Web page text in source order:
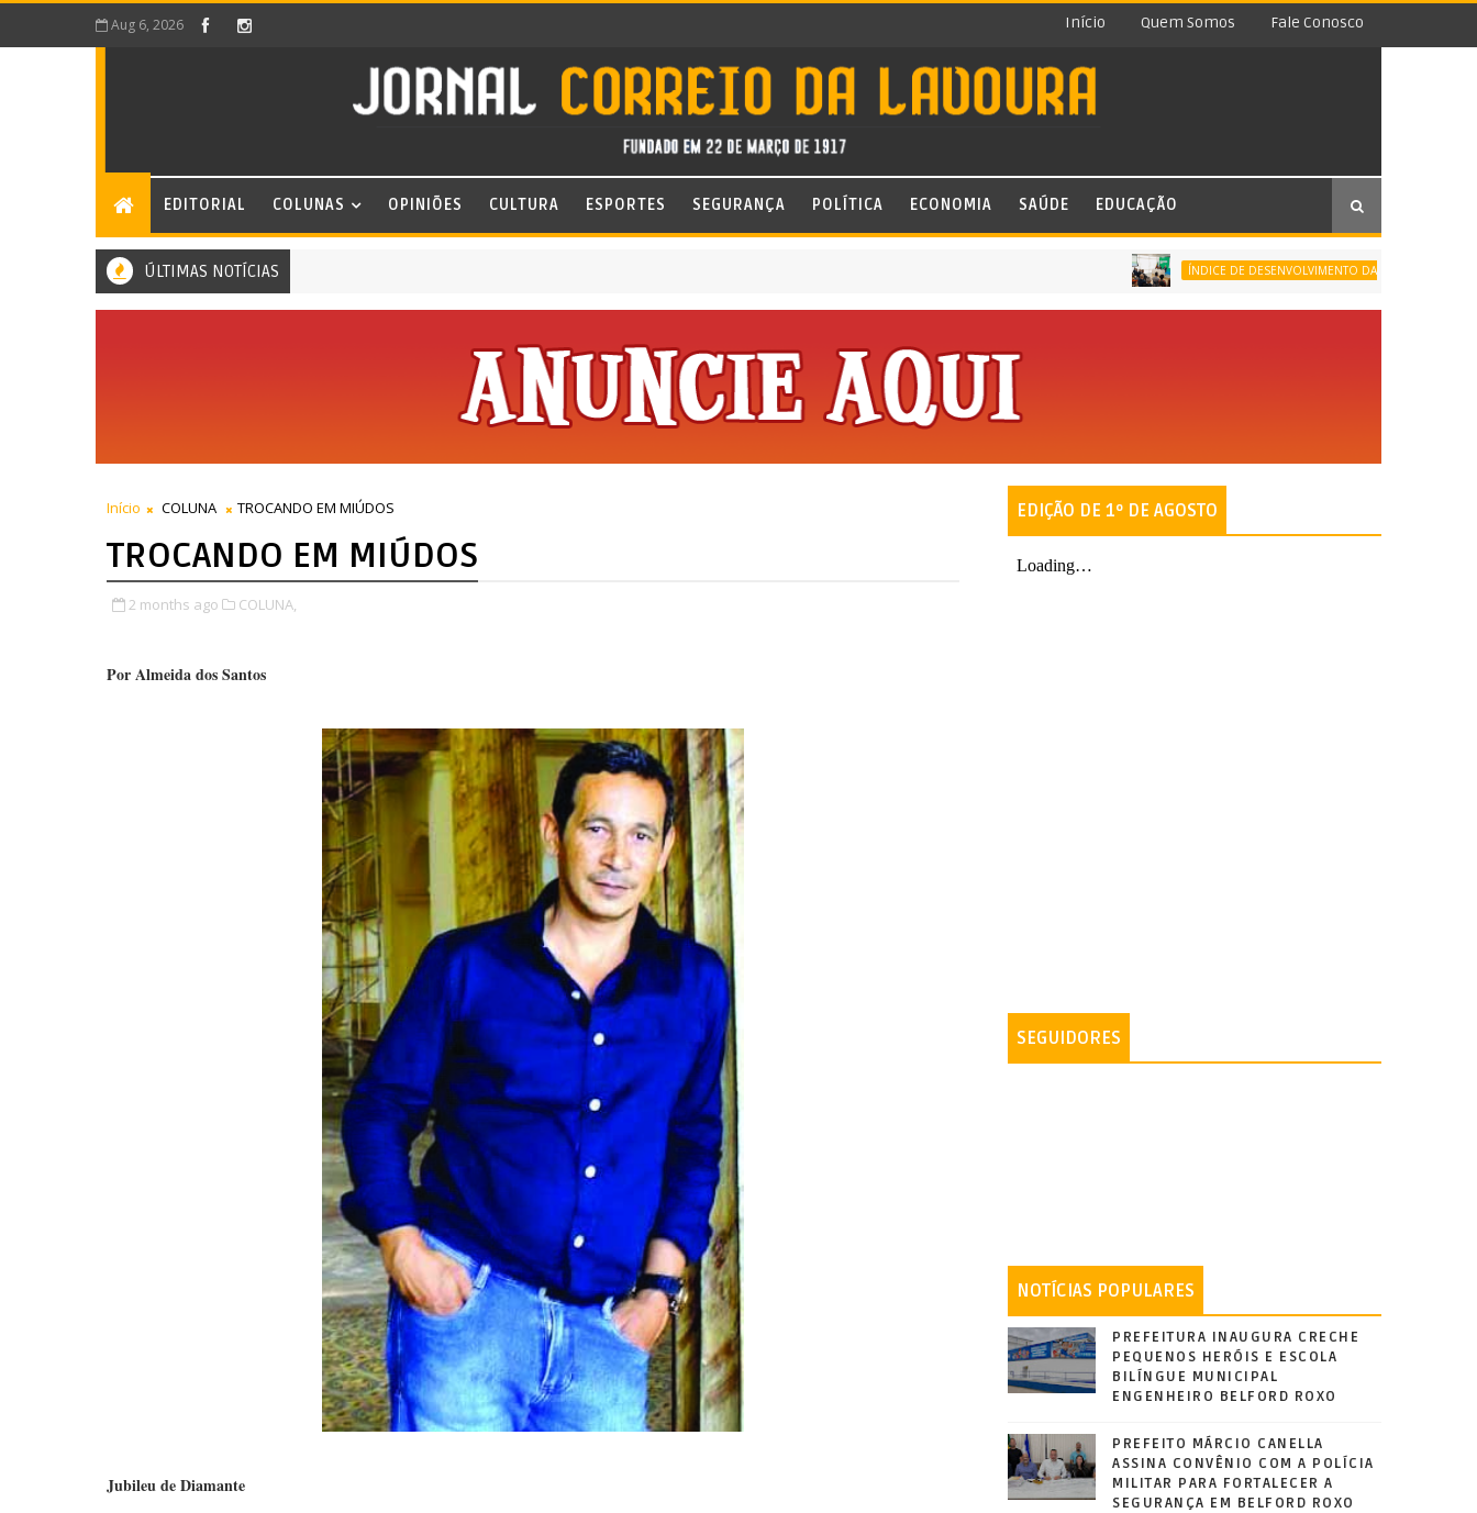
Aug 6, 2026 Início Quem Somos Fale Conosco
EDITORIAL COLUNAS OPINIÕES CULTURA ESPORTES SEGURANÇA POLÍTICA ECONOMIA SAÚDE EDUCAÇÃO
ÚLTIMAS NOTÍCIAS ÍNDICE DE DESENVOLVIMENTO DA EDUCAÇÃO BÁSICA (IDEB)
Início COLUNA TROCANDO EM MIÚDOS
TROCANDO EM MIÚDOS
2 months ago COLUNA,
Por Almeida dos Santos
Jubileu de Diamante
EDIÇÃO DE 1º DE AGOSTO
SEGUIDORES
NOTÍCIAS POPULARES
PREFEITURA INAUGURA CRECHE
PEQUENOS HERÓIS E ESCOLA
BILÍNGUE MUNICIPAL
ENGENHEIRO BELFORD ROXO
PREFEITO MÁRCIO CANELLA
ASSINA CONVÊNIO COM A POLÍCIA
MILITAR PARA FORTALECER A
SEGURANÇA EM BELFORD ROXO